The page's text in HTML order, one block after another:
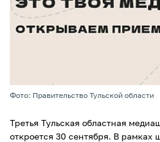
Фото: Правительство Тульской области
Третья Тульская областная
откроется 30 сентября. В рамках